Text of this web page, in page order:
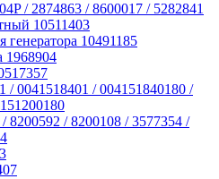
/ 2874863 / 8600017 / 5282841
10511403
10491185
1968904
/ 0041518401 / 004151840180 /
8200592 / 8200108 / 3577354 /